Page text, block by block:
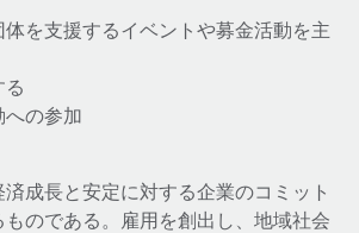
を支援するイベントや募金活動を主
への参加
成長と安定に対する企業のコミット
のである。雇用を創出し、地域社会